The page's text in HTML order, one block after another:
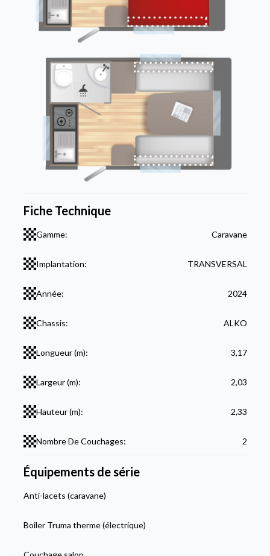
Fiche Technique
Gamme: Caravane
Implantation: TRANSVERSAL
Année: 2024
Chassis: ALKO
Longueur (m): 3,17
Largeur (m): 2,03
Hauteur (m): 2,33
Nombre De Couchages: 2
Équipements de série
Anti-lacets (caravane)
Boiler Truma therme (électrique)